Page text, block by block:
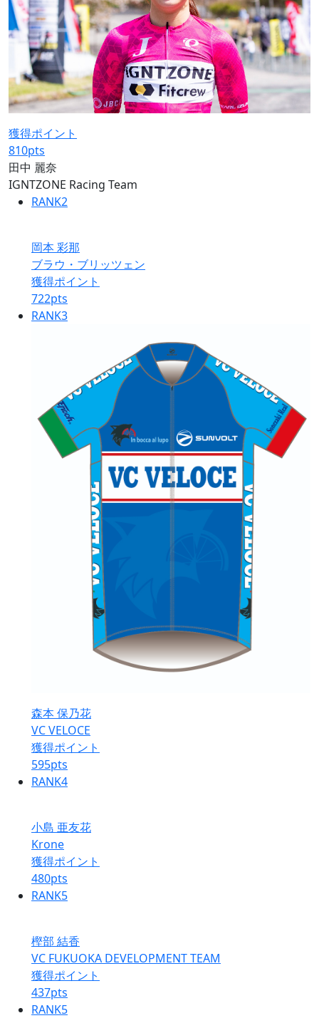
獲得ポイント
810pts
田中 麗奈
IGNTZONE Racing Team
RANK2
岡本 彩那
ブラウ・ブリッツェン
獲得ポイント
722pts
RANK3
森本 保乃花
VC VELOCE
獲得ポイント
595pts
RANK4
小島 亜友花
Krone
獲得ポイント
480pts
RANK5
樫部 結香
VC FUKUOKA DEVELOPMENT TEAM
獲得ポイント
437pts
RANK5